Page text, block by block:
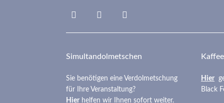
Linkedin
Simultandolmetschen
Sie benötigen eine Verdolmetschung
für Ihre Veranstaltung?
Hier helfen wir Ihnen sofort weiter.
Hier
Black